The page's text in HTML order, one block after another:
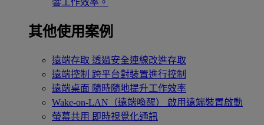
響工作效率。
其他使用案例
遠端存取 透過安全連線改進存取
遠端控制 跨平台對裝置進行控制
遠端桌面 隨時隨地提升工作效率
Wake-on-LAN（遠端喚醒）
啟用遠端裝置啟動
螢幕共用 即時視覺化通訊